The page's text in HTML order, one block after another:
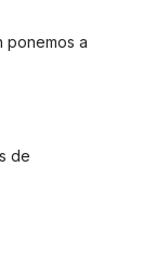
ponemos a
de